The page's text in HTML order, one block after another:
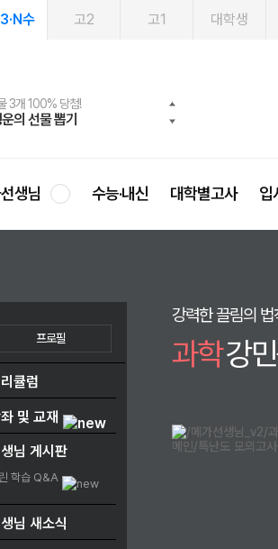
수 고2 고1 대학생
3개 100% 당첨!
의 선물 뽑기
물 100% 증정!
스터디 X 올리브
방학 스터디 캐시백
런 썸머스쿨
러셀 단과
사 공개선발
스마트러닝앱
설문 EVENT
메가패스
무료 체험권
스 수강생 무료혜택!
클럽 멤버십
회공헌 캠페인
이룸 메가나눔
생님 수능·내신 대학별고사 입
큘럼
및 교재
님 게시판
학습 Q&A
님 새소식
강력한 끌림의 법
과학강
프로필